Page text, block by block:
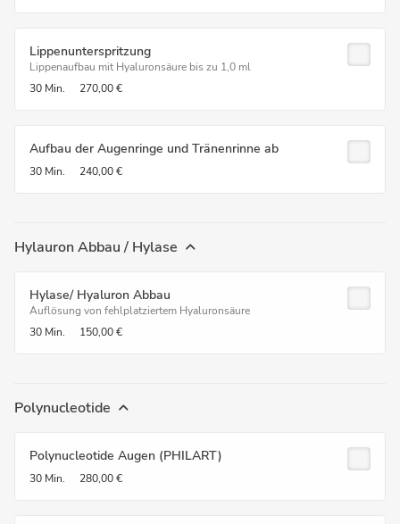
Lippenunterspritzung
Lippenaufbau mit Hyaluronsäure bis zu 1,0 ml
30 Min.
270,00 €
Aufbau der Augenringe und Tränenrinne ab
30 Min. 240,00 €
Hylauron Abbau / Hylase
Hylase/ Hyaluron Abbau
Auflösung von fehlplatziertem Hyaluronsäure
30 Min.
150,00 €
Polynucleotide
Polynucleotide Augen (PHILART)
30 Min. 280,00 €